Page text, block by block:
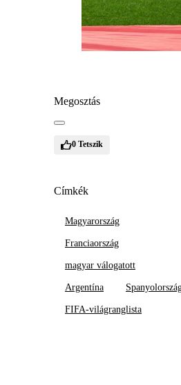
Megosztás
0 Tetszik
Címkék
Magyarország
Franciaország
magyar válogatott
Argentína
FIFA-világranglista